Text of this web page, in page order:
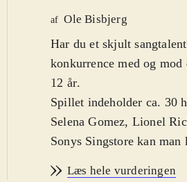
af Ole Bisbjerg
Har du et skjult
konkurrence med og
12 år.
Spillet indeholder ca. 30
Selena Gomez, Lionel
Sonys Singstore kan
Læs hele vurderingen